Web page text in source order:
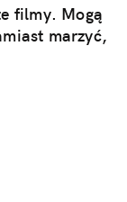
filmy. Mogą
marzyć,